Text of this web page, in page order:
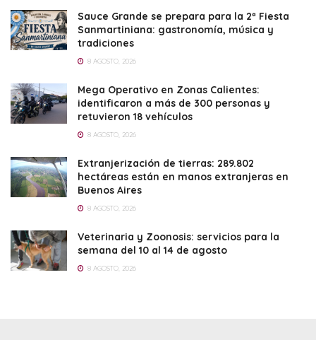
Sauce Grande se prepara para la 2ª Fiesta
Sanmartiniana: gastronomía, música y
tradiciones
8 AGOSTO, 2026
Mega Operativo en Zonas Calientes:
identificaron a más de 300 personas y
retuvieron 18 vehículos
8 AGOSTO, 2026
Extranjerización de tierras: 289.802
hectáreas están en manos extranjeras en
Buenos Aires
8 AGOSTO, 2026
Veterinaria y Zoonosis: servicios para la
semana del 10 al 14 de agosto
8 AGOSTO, 2026